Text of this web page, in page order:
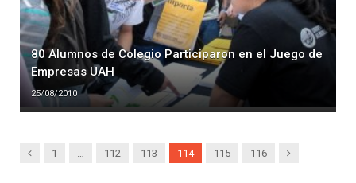
80 Alumnos de Colegio Participaron en el Juego de
Empresas UAH
25/08/2010
Previous
1 112 113 114 115 116 Next